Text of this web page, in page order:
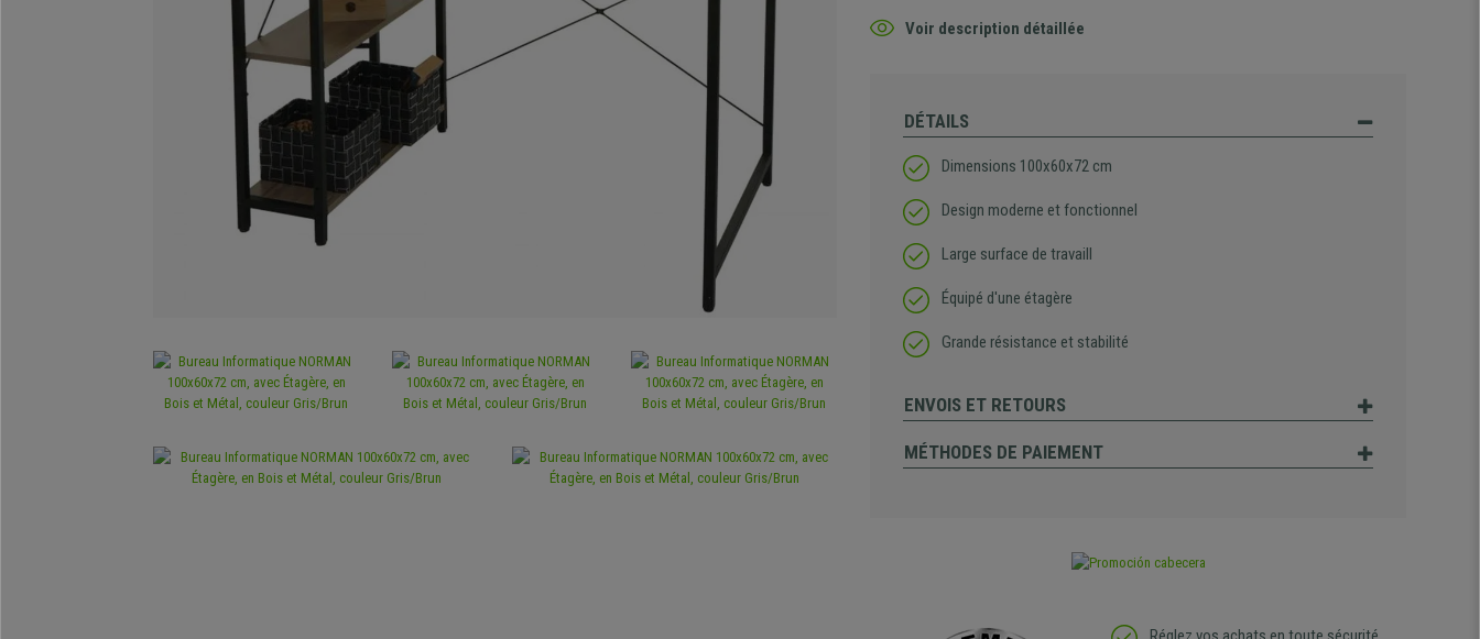
Voir description détaillée
DÉTAILS
Dimensions 100x60x72 cm
Design moderne et fonctionnel
Large surface de travaill
Équipé d'une étagère
Grande résistance et stabilité
ENVOIS ET RETOURS
MÉTHODES DE PAIEMENT